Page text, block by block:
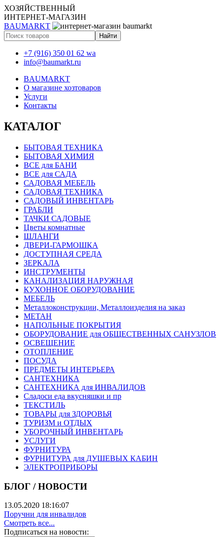
ХОЗЯЙСТВЕННЫЙ
ИНТЕРНЕТ-МАГАЗИН
BAUMARKT
+7 (916) 350 01 62 wa
info@baumarkt.ru
BAUMARKT
О магазине хозтоваров
Услуги
Контакты
КАТАЛОГ
БЫТОВАЯ ТЕХНИКА
БЫТОВАЯ ХИМИЯ
ВСЕ для БАНИ
ВСЕ для САДА
САДОВАЯ МЕБЕЛЬ
САДОВАЯ ТЕХНИКА
САДОВЫЙ ИНВЕНТАРЬ
ГРАБЛИ
ТАЧКИ САДОВЫЕ
Цветы комнатные
ШЛАНГИ
ДВЕРИ-ГАРМОШКА
ДОСТУПНАЯ СРЕДА
ЗЕРКАЛА
ИНСТРУМЕНТЫ
КАНАЛИЗАЦИЯ НАРУЖНАЯ
КУХОННОЕ ОБОРУДОВАНИЕ
МЕБЕЛЬ
Металлоконструкции, Металлоизделия на заказ
МЕТАН
НАПОЛЬНЫЕ ПОКРЫТИЯ
ОБОРУДОВАНИЕ для ОБЩЕСТВЕННЫХ САНУЗЛОВ
ОСВЕЩЕНИЕ
ОТОПЛЕНИЕ
ПОСУДА
ПРЕДМЕТЫ ИНТЕРЬЕРА
САНТЕХНИКА
САНТЕХНИКА для ИНВАЛИДОВ
Сладоси еда вкусняшки и пр
ТЕКСТИЛЬ
ТОВАРЫ для ЗДОРОВЬЯ
ТУРИЗМ и ОТДЫХ
УБОРОЧНЫЙ ИНВЕНТАРЬ
УСЛУГИ
ФУРНИТУРА
ФУРНИТУРА для ДУШЕВЫХ КАБИН
ЭЛЕКТРОПРИБОРЫ
БЛОГ / НОВОСТИ
13.05.2020 18:16:07
Поручни для инвалидов
Смотреть все...
Подписаться на новости: